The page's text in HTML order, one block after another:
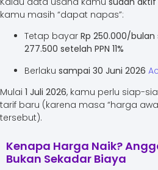
kamu masih “dapat napas”:
Tetap bayar Rp 250.000/bulan
277.500 setelah PPN 11%
Berlaku sampai 30 Juni 2026
Mulai 1 Juli 2026, kamu perlu siap-
tarif baru (karena masa “harga
tersebut).
Kenapa Harga Naik?
Bukan Sekadar Biaya